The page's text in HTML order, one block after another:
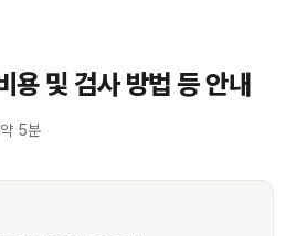
용 및 검사 방법 등 안내
5분